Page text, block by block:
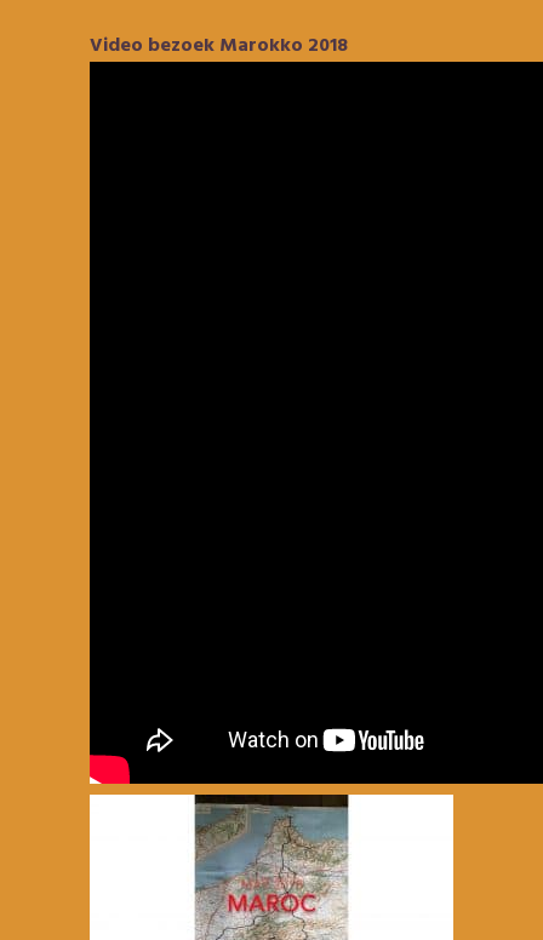
Video bezoek Marokko 2018